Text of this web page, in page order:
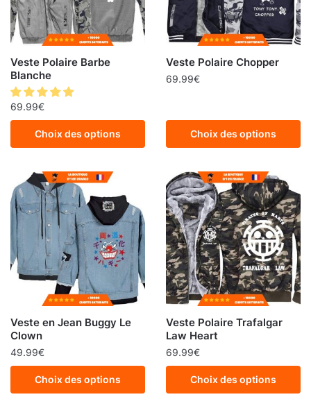
Veste Polaire Barbe
Blanche
69.99€
Choix des options
Veste Polaire Chopper
69.99€
Choix des options
Veste en Jean Buggy Le
Clown
49.99€
Choix des options
Veste Polaire Trafalgar
Law Heart
69.99€
Choix des options